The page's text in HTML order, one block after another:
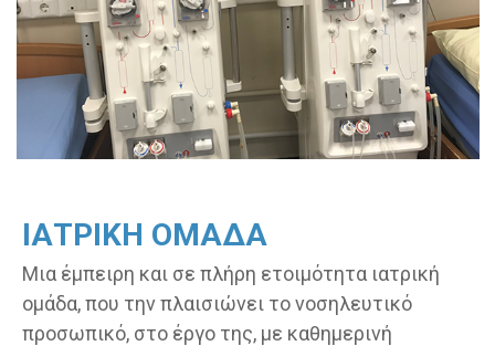
ΙΑΤΡΙΚΗ ΟΜΑΔΑ
Μια έμπειρη και σε πλήρη ετοιμότητα ιατρική
ομάδα, που την πλαισιώνει το νοσηλευτικό
προσωπικό, στο έργο της, με καθημερινή